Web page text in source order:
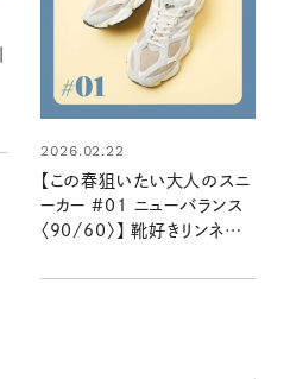
2026.02.22
【この春狙いたい大人のスニ
ーカー #01 ニューバランス
〈90/60〉】 靴好きリンネル
き心地